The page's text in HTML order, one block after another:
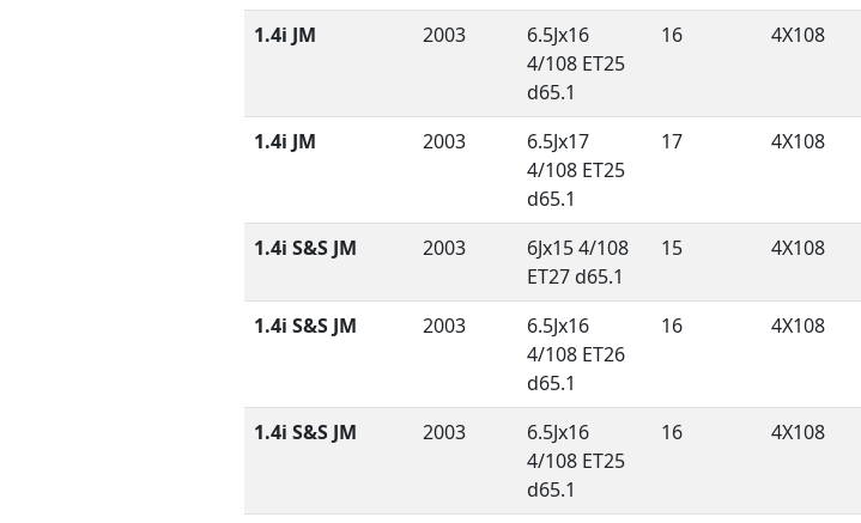
1.4i JM 2003
6.5Jx16
4/108 ET25
d65.1
16 4X108
1.4i JM 2003
6.5Jx17
4/108 ET25
d65.1
17 4X108
1.4i S&S JM 2003
6Jx15 4/108
ET27 d65.1
15 4X108
1.4i S&S JM 2003
6.5Jx16
4/108 ET26
d65.1
16 4X108
1.4i S&S JM 2003
6.5Jx16
4/108 ET25
d65.1
16 4X108